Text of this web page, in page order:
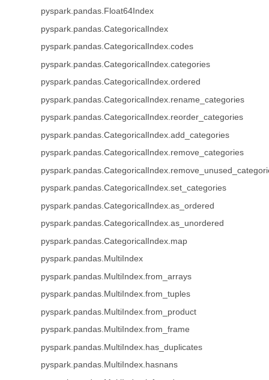
pyspark.pandas.Float64Index
pyspark.pandas.CategoricalIndex
pyspark.pandas.CategoricalIndex.codes
pyspark.pandas.CategoricalIndex.categories
pyspark.pandas.CategoricalIndex.ordered
pyspark.pandas.CategoricalIndex.rename_categories
pyspark.pandas.CategoricalIndex.reorder_categories
pyspark.pandas.CategoricalIndex.add_categories
pyspark.pandas.CategoricalIndex.remove_categories
pyspark.pandas.CategoricalIndex.set_categories
pyspark.pandas.CategoricalIndex.as_ordered
pyspark.pandas.CategoricalIndex.as_unordered
pyspark.pandas.CategoricalIndex.map
pyspark.pandas.MultiIndex
pyspark.pandas.MultiIndex.from_arrays
pyspark.pandas.MultiIndex.from_tuples
pyspark.pandas.MultiIndex.from_product
pyspark.pandas.MultiIndex.from_frame
pyspark.pandas.MultiIndex.has_duplicates
pyspark.pandas.MultiIndex.hasnans